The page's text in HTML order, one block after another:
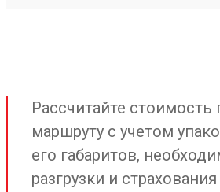
Рассчитайте стоимость
маршруту с учетом
его габаритов,
разгрузки и